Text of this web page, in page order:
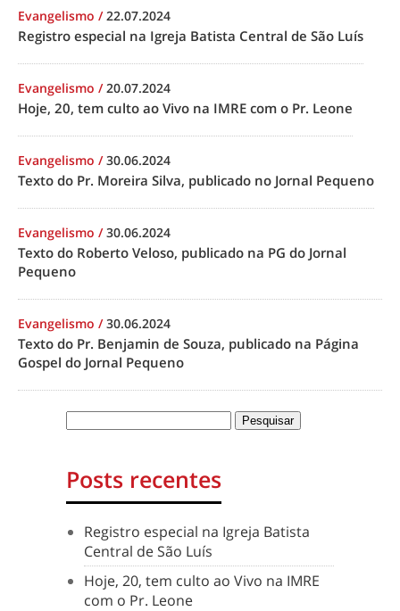
Evangelismo /22.07.2024
Registro especial na Igreja Batista Central de São Luís
Evangelismo /20.07.2024
Hoje, 20, tem culto ao Vivo na IMRE com o Pr. Leone
Evangelismo /30.06.2024
Texto do Pr. Moreira Silva, publicado no Jornal Pequeno
Evangelismo /30.06.2024
Texto do Roberto Veloso, publicado na PG do Jornal
Pequeno
Evangelismo /30.06.2024
Texto do Pr. Benjamin de Souza, publicado na Página
Gospel do Jornal Pequeno
Posts recentes
Registro especial na Igreja Batista
Central de São Luís
Hoje, 20, tem culto ao Vivo na IMRE
com o Pr. Leone